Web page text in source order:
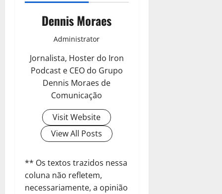
Dennis Moraes
Administrator
Jornalista, Hoster do Iron
Podcast e CEO do Grupo
Dennis Moraes de
Comunicação
Visit Website
View All Posts
** Os textos trazidos nessa
coluna não refletem,
necessariamente, a opinião